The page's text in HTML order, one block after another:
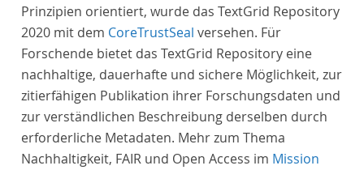
Prinzipien orientiert, wurde das TextGrid Repository
2020 mit dem CoreTrustSeal versehen. Für
Forschende bietet das TextGrid Repository eine
nachhaltige, dauerhafte und sichere Möglichkeit, zur
zitierfähigen Publikation ihrer Forschungsdaten und
zur verständlichen Beschreibung derselben durch
erforderliche Metadaten. Mehr zum Thema
Nachhaltigkeit, FAIR und Open Access im Mission